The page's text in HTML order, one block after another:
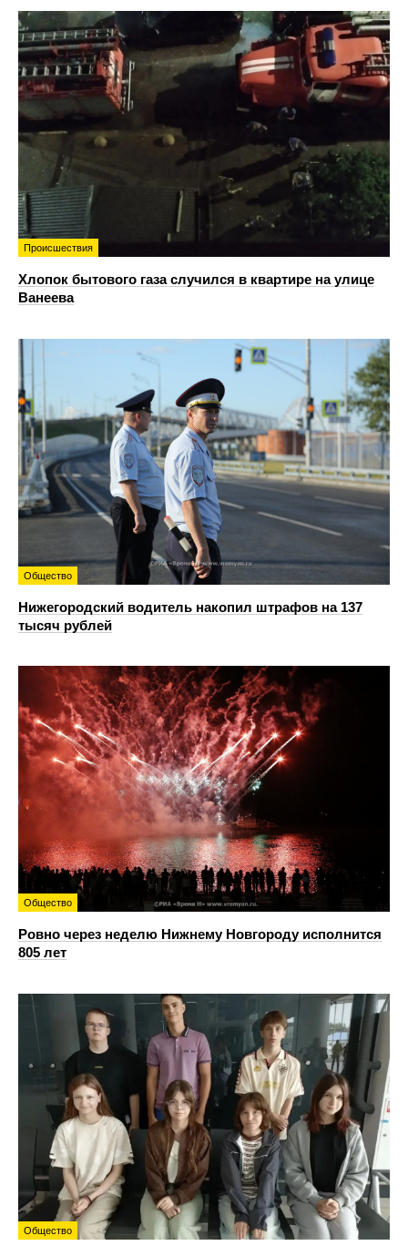
Происшествия
Хлопок бытового газа случился в квартире на улице
Ванеева
Общество
Нижегородский водитель накопил штрафов на 137
тысяч рублей
Общество
Ровно через неделю Нижнему Новгороду исполнится
805 лет
Общество